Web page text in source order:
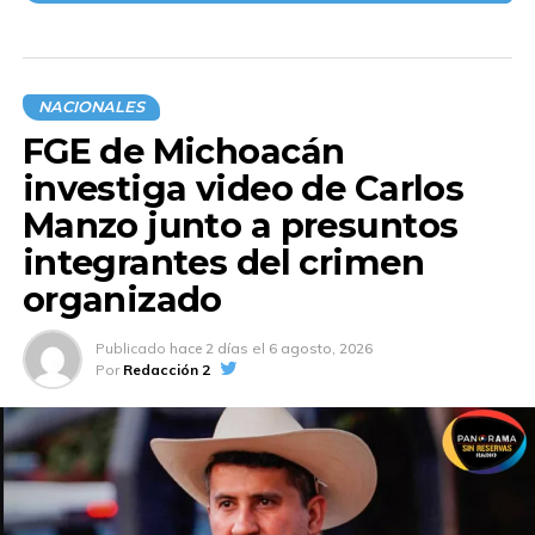
NACIONALES
FGE de Michoacán
investiga video de Carlos
Manzo junto a presuntos
integrantes del crimen
organizado
Publicado hace 2 días el 6 agosto, 2026
Por Redacción 2